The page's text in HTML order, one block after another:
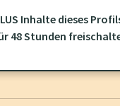
Inhaltedie Sie
Inhalte dieses
48 Stunden